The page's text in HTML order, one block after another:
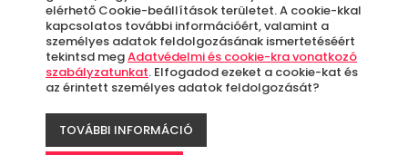
Élmények
Rendezés:
elérhető Cookie-beállítások területet. A cookie-kkal
kapcsolatos további információért, valamint a
személyes adatok feldolgozásának ismertetéséért
tekintsd megAdatvédelmi és cookie-kra vonatkozó
szabályzatunkat. Elfogadod ezeket a cookie-kat és
az érintett személyes adatok feldolgozását?
TOVÁBBI INFORMÁCIÓ